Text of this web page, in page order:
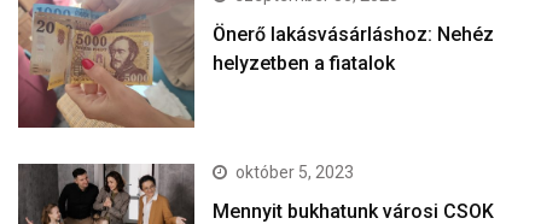
Önerő lakásvásárláshoz: Nehéz
helyzetben a fiatalok
október 5, 2023
Mennyit bukhatunk városi CSOK